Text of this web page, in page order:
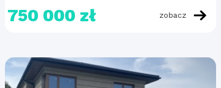
750 000 zł zobacz